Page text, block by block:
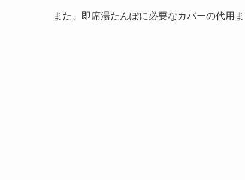
また、即席湯たんぽに必要なカバーの代用